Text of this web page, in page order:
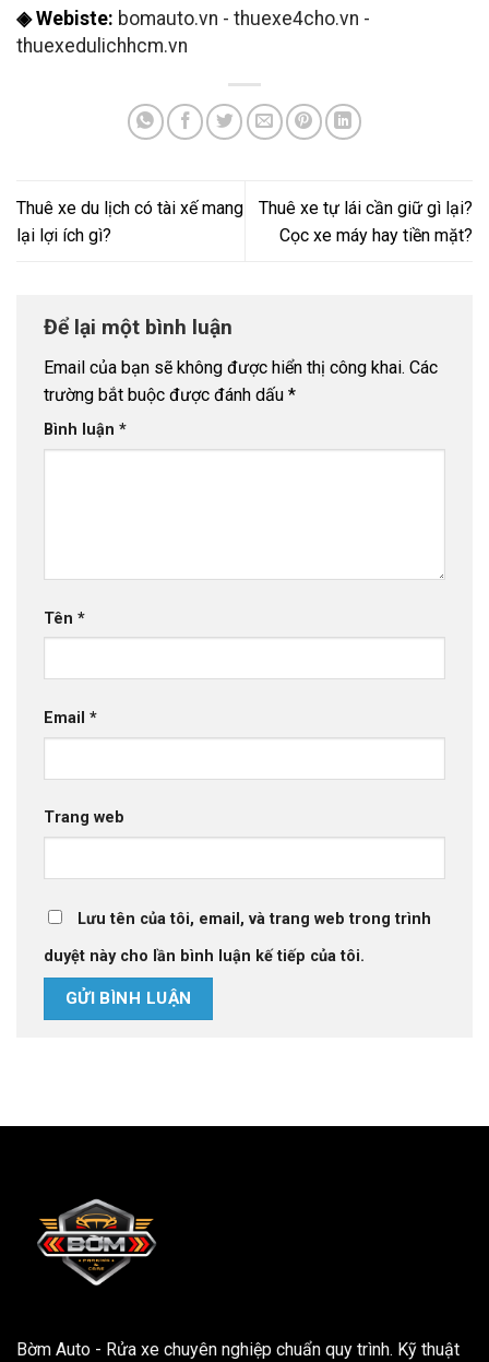
◈ Webiste: bomauto.vn - thuexe4cho.vn -
thuexedulichhcm.vn
Thuê xe du lịch có tài xế mang
lại lợi ích gì?
Thuê xe tự lái cần giữ gì lại?
Cọc xe máy hay tiền mặt?
Để lại một bình luận
Email của bạn sẽ không được hiển thị công khai. Các
trường bắt buộc được đánh dấu *
Bình luận *
Tên *
Email *
Trang web
Lưu tên của tôi, email, và trang web trong trình
duyệt này cho lần bình luận kế tiếp của tôi.
Bờm Auto - Rửa xe chuyên nghiệp chuẩn quy trình. Kỹ thuật